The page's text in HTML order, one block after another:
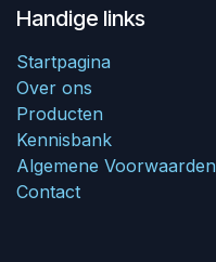
Handige links
Startpagina
Over ons
Producten
Kennisbank
Algemene Voorwaarden
Contact